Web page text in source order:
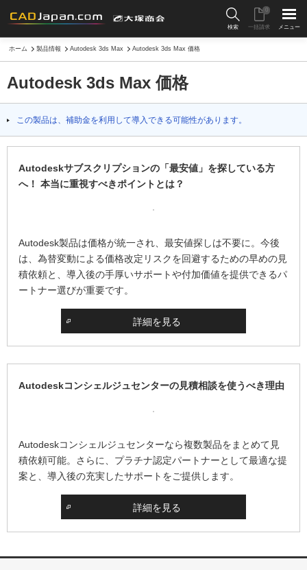
検索 一括請求
0
メニュー
ホーム 製品情報 Autodesk 3ds Max Autodesk 3ds Max 価格
Autodesk 3ds Max 価格
この製品は、補助金を利用して導入できる可能性があります。
Autodeskサブスクリプションの「最安値」を探している方
へ！ 本当に重視すべきポイントとは？
Autodesk製品は価格が統一され、最安値探しは不要に。今後
は、為替変動による価格改定リスクを回避するための早めの見
積依頼と、導入後の手厚いサポートや付加価値を提供できるパ
ートナー選びが重要です。
詳細を見る
Autodeskコンシェルジュセンターの見積相談を使うべき理由
Autodeskコンシェルジュセンターなら複数製品をまとめて見
積依頼可能。さらに、プラチナ認定パートナーとして最適な提
案と、導入後の充実したサポートをご提供します。
詳細を見る